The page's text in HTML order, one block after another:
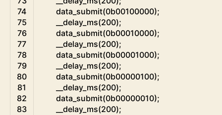
74
75
76
77
78
79
80
81
82
83
data_submit(0b00100000);
__delay_ms(200);
data_submit(0b00010000);
__delay_ms(200);
data_submit(0b00001000);
__delay_ms(200);
data_submit(0b00000100);
__delay_ms(200);
data_submit(0b00000010);
__delay_ms(200);